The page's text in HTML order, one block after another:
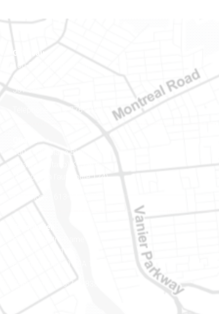
Gatineau
100-200, rue Montcalm
Gatineau (Québec)
J8Y 3B5
Téléphone : 819-778-2428
400-1420, place Blair Towers
Ottawa (Ontario) K1J 9L8
(Adjacent à l’autoroute 174)
Téléphone : 613-745-8387
Est ontarien
888, rue Notre-Dame
Case postale 101
Embrun (Ontario) K0A 1W1
Téléphone : 613-745-8387